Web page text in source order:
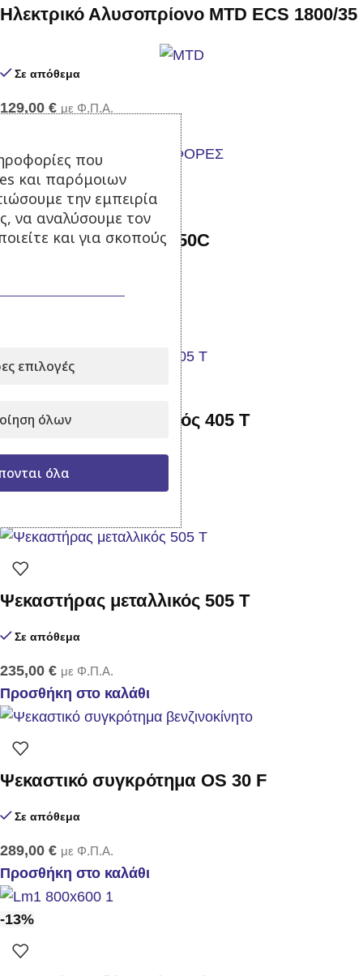
Ηλεκτρικό Αλυσοπρίονο MTD ECS 1800/35
Σε απόθεμα
129,00 € με Φ.Π.Α.
-24%
Αντλία ψεκασμού TF 50C
Ψεκαστήρας μεταλλικός 405 Τ
Σε απόθεμα
189,00€ με Φ.Π.Α.
Ψεκαστήρας μεταλλικός 505 T
Σε απόθεμα
235,00 € με Φ.Π.Α.
Προσθήκη στο καλάθι
Ψεκαστικό συγκρότημα OS 30 F
Σε απόθεμα
289,00 € με Φ.Π.Α.
Προσθήκη στο καλάθι
-13%
που
και παρόμοιων
την εμπειρία
να αναλύσουμε τον
και για σκοπούς
επιλογές
όλων
όλα